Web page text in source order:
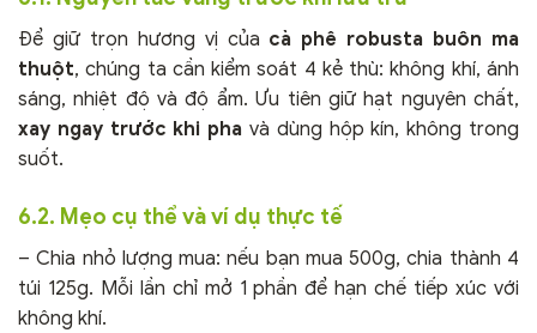
Để giữ trọn hương vị của cà phê robusta buôn ma
thuột, chúng ta cần kiểm soát 4 kẻ thù: không khí, ánh
sáng, nhiệt độ và độ ẩm. Ưu tiên giữ hạt nguyên chất,
xay ngay trước khi pha và dùng hộp kín, không trong
suốt.
6.2. Mẹo cụ thể và ví dụ thực tế
– Chia nhỏ lượng mua: nếu bạn mua 500g, chia thành 4
túi 125g. Mỗi lần chỉ mở 1 phần để hạn chế tiếp xúc với
không khí.